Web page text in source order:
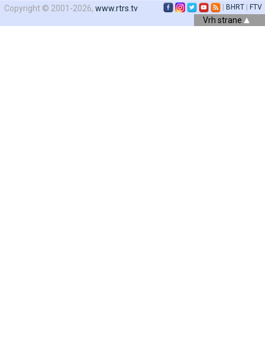
Copyright © 2001-2026, www.rtrs.tv | BHRT | FTV
Vrh strane